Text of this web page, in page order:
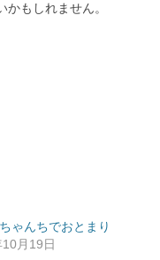
もしれません。
ゃんちでおとまり
月19日